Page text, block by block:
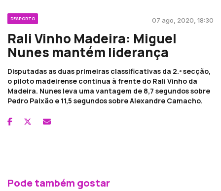
DESPORTO 07 ago, 2020, 18:30
Rali Vinho Madeira: Miguel
Nunes mantém liderança
Disputadas as duas primeiras classificativas da 2.ª secção,
o piloto madeirense continua à frente do Rali Vinho da
Madeira. Nunes leva uma vantagem de 8,7 segundos sobre
Pedro Paixão e 11,5 segundos sobre Alexandre Camacho.
Pode também gostar